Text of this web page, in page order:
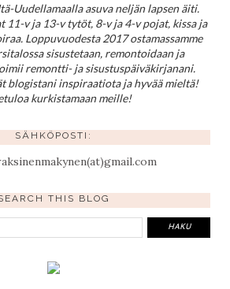
Uudellamaalla asuva neljän lapsen äiti.
11-v ja 13-v tytöt, 8-v ja 4-v pojat, kissa ja
Loppuvuodesta 2017 ostamassamme
sisustetaan, remontoidaan ja
remontti- ja sisustuspäiväkirjanani.
blogistani inspiraatiota ja hyvää mieltä!
kurkistamaan meille!
SÄHKÖPOSTI:
THIS BLOG